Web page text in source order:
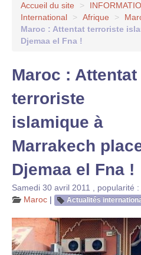
Accueil du site >
International
> Afrique >
Maroc : Attentat terroriste
Djemaa el Fna !
Maroc : Attentat
terroriste
islamique à
Marrakech
Djemaa el Fna !
Samedi 30 avril 2011
popularité :
Maroc | Actualités